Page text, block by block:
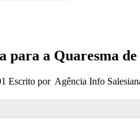
para a Quaresma de
Escrito por Agência Info